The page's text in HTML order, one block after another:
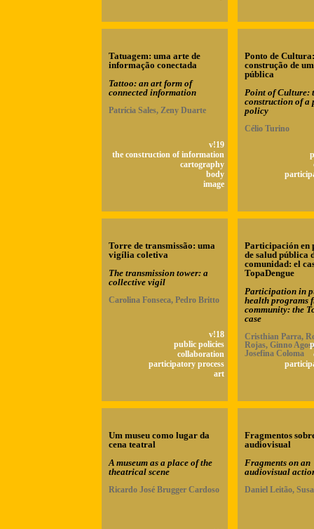
Tatuagem: uma arte de
informação conectada
Tattoo: an art form of
connected information
Patrícia Sales, Zeny Duarte
v!19
the construction of information
cartography
body
image
Ponto de
construção de
pública
Point of Culture:
construction of a
policy
Célio Turino
Torre de transmissão: uma
vigília coletiva
The transmission tower: a
collective vigil
Carolina Fonseca, Pedro Britto
v!18
public policies
collaboration
participatory process
art
Participación en
de salud pública
comunidad: el
TopaDengue
Participation in
health programs
community: the
case
Cristhian Parra,
Rojas, Ginno
Josefina Coloma
Um museu como lugar da
cena teatral
A museum as a place of the
theatrical scene
Ricardo José Brugger Cardoso
Fragmentos
audiovisual
Fragments on an
audiovisual
Daniel Leitão,